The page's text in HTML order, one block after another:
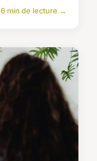
6 min de lecture →